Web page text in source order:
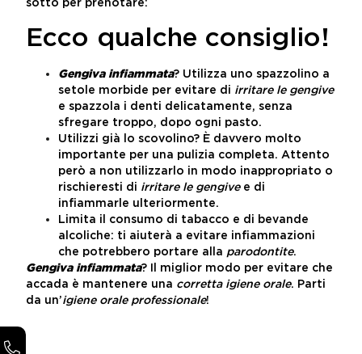
Ecco qualche consiglio!
Gengiva infiammata? Utilizza uno spazzolino a
setole morbide per evitare di irritare le gengive
e spazzola i denti delicatamente, senza
sfregare troppo, dopo ogni pasto.
Utilizzi già lo scovolino? È davvero molto
importante per una pulizia completa. Attento
però a non utilizzarlo in modo inappropriato o
rischieresti di irritare le gengivee di
infiammarle ulteriormente.
Limita il consumo di tabacco e di bevande
alcoliche: ti aiuterà a evitare infiammazioni
che potrebbero portare alla parodontite.
Gengiva infiammata? Il miglior modo per evitare che
accada è mantenere una corretta igiene orale. Parti
da un’igiene orale professionale!